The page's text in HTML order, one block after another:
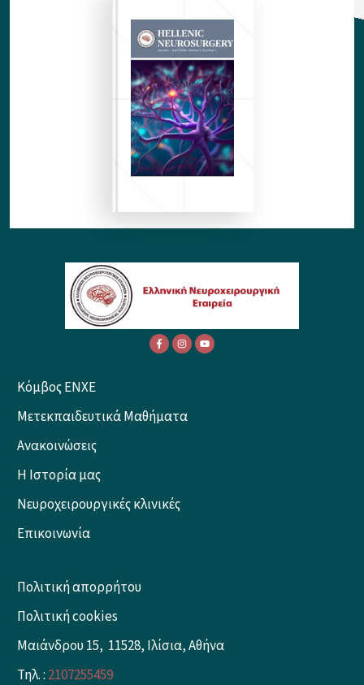
Κόμβος ENXE
Μετεκπαιδευτικά Μαθήματα
Ανακοινώσεις
Η Ιστορία μας
Νευροχειρουργικές κλινικές
Επικοινωνία
Πολιτική απορρήτου
Πολιτική cookies
Μαιάνδρου 15, 11528, Ιλίσια, Αθήνα
Τηλ. : 2107255459